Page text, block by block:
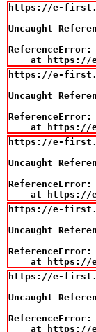
https://e-first.ru/
Uncaught
at https://
https://e-first.ru/
Uncaught
at https://
https://e-first.ru/
Uncaught
at https://
https://e-first.ru/
Uncaught
at https://
https://e-first.ru/
Uncaught
at https://